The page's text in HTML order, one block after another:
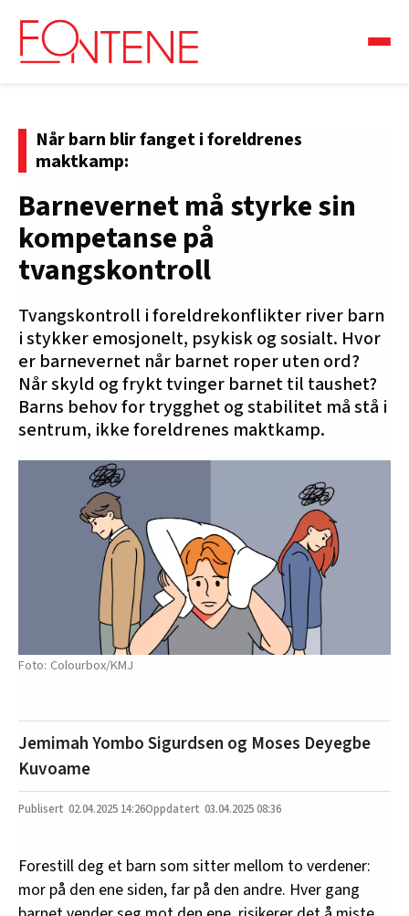
Når barn blir fanget i foreldrenes
maktkamp:
Barnevernet må styrke sin
kompetanse på
tvangskontroll
Tvangskontroll i foreldrekonflikter river barn
i stykker emosjonelt, psykisk og sosialt. Hvor
er barnevernet når barnet roper uten ord?
Når skyld og frykt tvinger barnet til taushet?
Barns behov for trygghet og stabilitet må stå i
sentrum, ikke foreldrenes maktkamp.
Colourbox/KMJ
Jemimah Yombo Sigurdsen og Moses Deyegbe
Kuvoame
02.04.2025 14:26 03.04.2025 08:36
Forestill deg et barn som sitter mellom to verdener:
mor på den ene siden, far på den andre. Hver gang